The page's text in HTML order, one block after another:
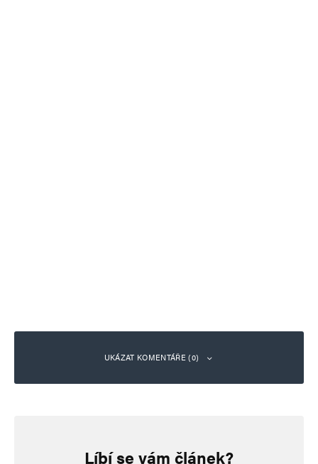
UKÁZAT KOMENTÁŘE (0)
Vaše e-mailová adresa nebude zveřejněna. Vyžadované informace jsou
Líbí se vám článek?